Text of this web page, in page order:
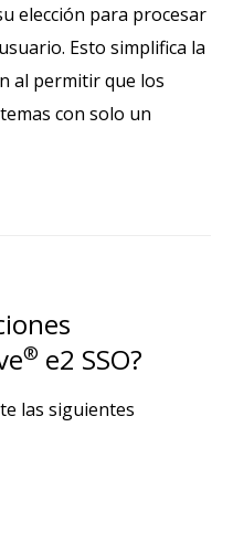
elección para procesar
Esto simplifica la
al permitir que los
con solo un
® e2 SSO?
las siguientes